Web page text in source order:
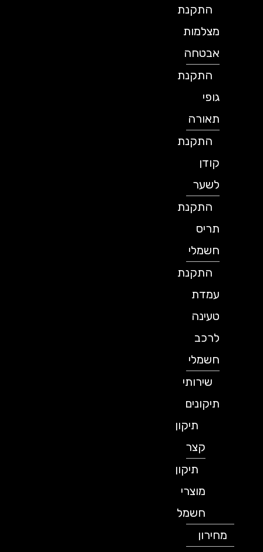
התקנת
מצלמות
אבטחה
התקנת
תאורה
התקנת
לשער
התקנת
תריס
חשמלי
התקנת
עמדת
טעינה
לרכב
חשמלי
שירותי
תיקונים
תיקון
תיקון
מוצרי
חשמל
מחירון